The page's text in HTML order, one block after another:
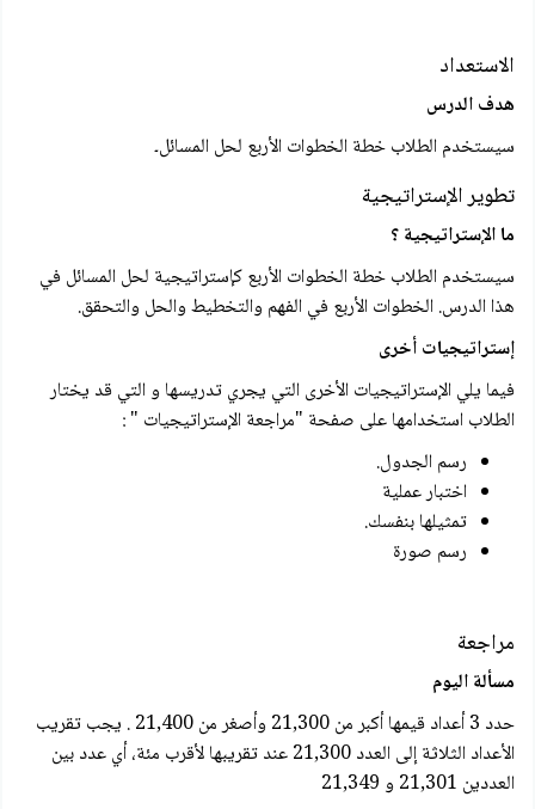
الاستعداد
هدف الدرس
سيستخدم الطلاب خطة الخطوات الأربع لحل المسائل۔
تطوير الإستراتيجية
ما الإستراتيجية ؟
سيستخدم الطلاب خطة الخطوات الأربع كإستراتيجية لحل المسائل في
هذا الدرس. الخطوات الأربع في الفهم والتخطيط والحل والتحقق.
إستراتيجيات أخرى
فيما يلي الإستراتيجيات الأخرى التي يجري تدريسها و التي قد يختار
الطلاب استخدامها على صفحة "مراجعة الإستراتيجيات " :
رسم الجدول.
اختبار عملية
تمثيلها بنفسك.
رسم صورة
مراجعة
مسألة اليوم
حدد 3 أعداد قيمها أكبر من 21,300 وأصغر من 21,400 . يجب تقريب
الأعداد الثلاثة إلى العدد 21,300 عند تقريبها لأقرب مئة، أي عدد بين
العددين 21,301 و 21,349